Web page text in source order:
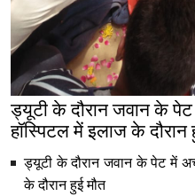
ड्यूटी के दौरान जवान के पेट
हॉस्पिटल में इलाज के दौरान
ड्यूटी के दौरान जवान के पेट में
के दौरान हुई मौत